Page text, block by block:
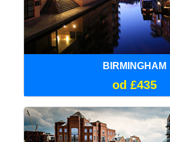
BIRMINGHAM
od £435